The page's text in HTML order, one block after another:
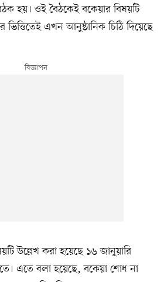
হয়। ওই বৈঠকেই বকেয়ার বিষয়টি
এখন আনুষ্ঠানিক চিঠি দিয়েছে
উল্লেখ করা হয়েছে ১৬ জানুয়ারি
এতে বলা হয়েছে, বকেয়া শোধ না